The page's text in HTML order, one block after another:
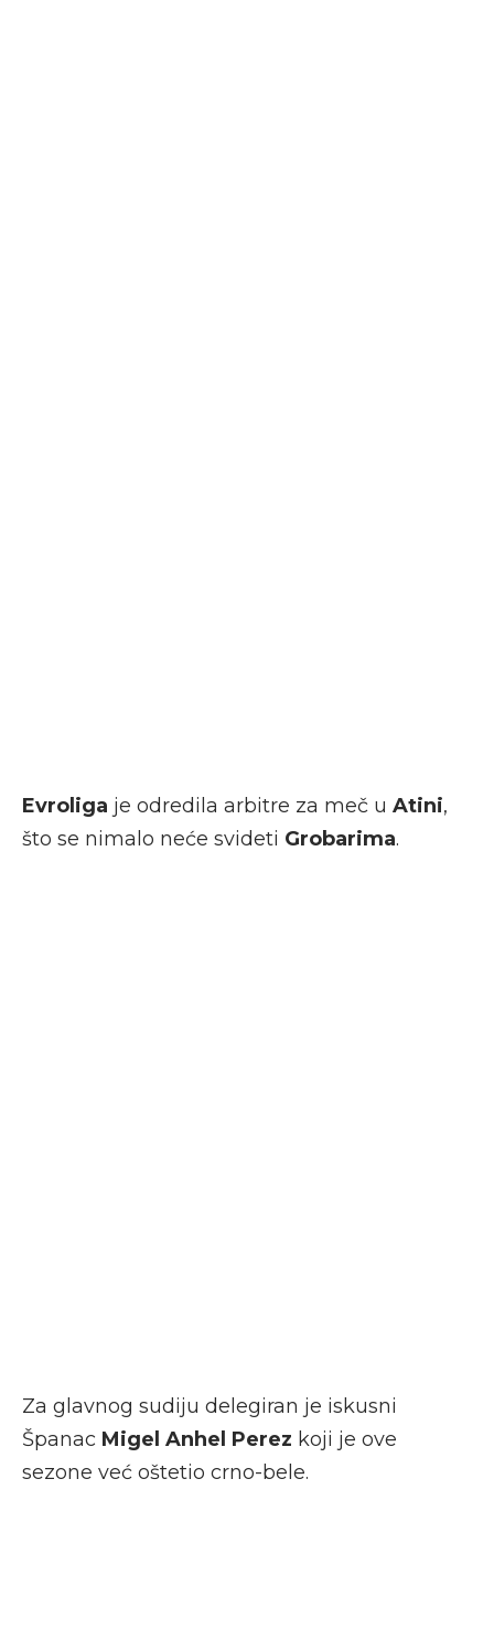
Evroliga je odredila arbitre za meč u Atini,
što se nimalo neće svideti Grobarima.
Za glavnog sudiju delegiran je iskusni
Španac Migel Anhel Perez koji je ove
sezone već oštetio crno-bele.